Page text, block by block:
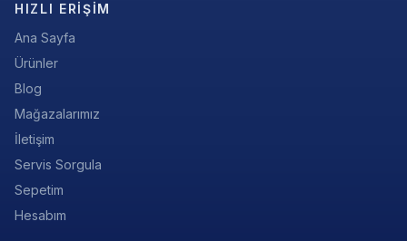
HIZLI ERIŞIM
Ana Sayfa
Ürünler
Blog
Mağazalarımız
İletişim
Servis Sorgula
Sepetim
Hesabım